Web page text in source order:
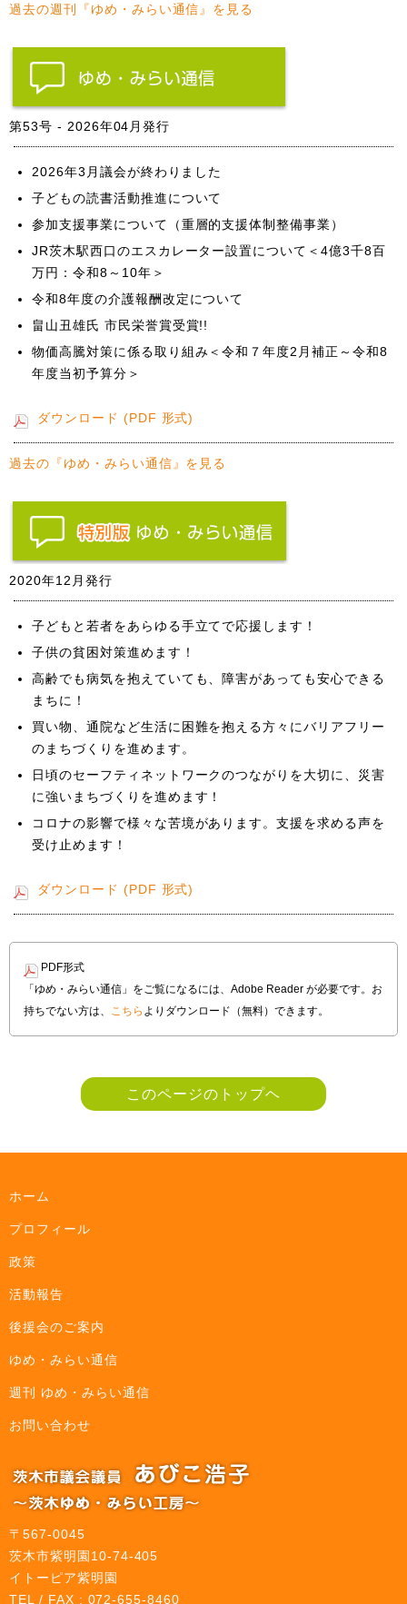
過去の週刊『ゆめ・みらい通信』を見る
第53号 - 2026年04月発行
2026年3月議会が終わりました
子どもの読書活動推進について
参加支援事業について（重層的支援体制整備事業）
JR茨木駅西口のエスカレーター設置について＜4億3千8百
万円：令和8～10年＞
令和8年度の介護報酬改定について
畠山丑雄氏 市民栄誉賞受賞!!
物価高騰対策に係る取り組み＜令和７年度2月補正～令和8
年度当初予算分＞
ダウンロード (PDF 形式)
過去の『ゆめ・みらい通信』を見る
2020年12月発行
子どもと若者をあらゆる手立てで応援します！
子供の貧困対策進めます！
高齢でも病気を抱えていても、障害があっても安心できる
まちに！
買い物、通院など生活に困難を抱える方々にバリアフリー
のまちづくりを進めます。
日頃のセーフティネットワークのつながりを大切に、災害
に強いまちづくりを進めます！
コロナの影響で様々な苦境があります。支援を求める声を
受け止めます！
ダウンロード (PDF 形式)
PDF形式
「ゆめ・みらい通信」をご覧になるには、Adobe Reader が必要です。お
持ちでない方は、
こちら よりダウンロード（無料）できます。
このページのトップヘ
ホーム
プロフィール
政策
活動報告
後援会のご案内
ゆめ・みらい通信
週刊 ゆめ・みらい通信
お問い合わせ
〒567-0045
茨木市紫明園10-74-405
イトーピア紫明園
TEL / FAX : 072-655-8460